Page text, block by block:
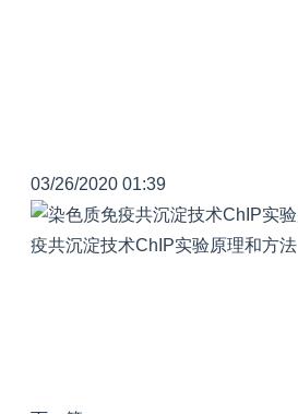
03/26/2020 01:39
疫共沉淀技术ChIP实验原理和方法